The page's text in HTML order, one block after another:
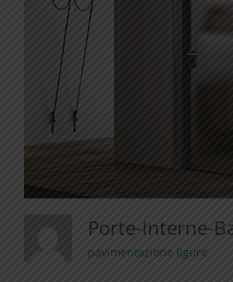
pavimentazione ligure